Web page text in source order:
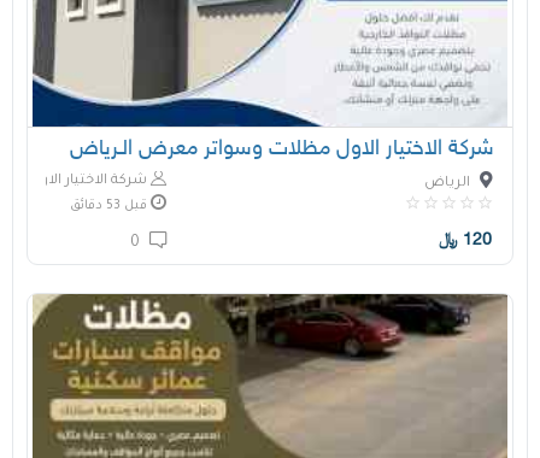
شركة الاختيار الاول مظلات وسواتر معرض الـرياض
شركة الاختيار الاول الرياض
قبل 53 دقائق
120 ﷼